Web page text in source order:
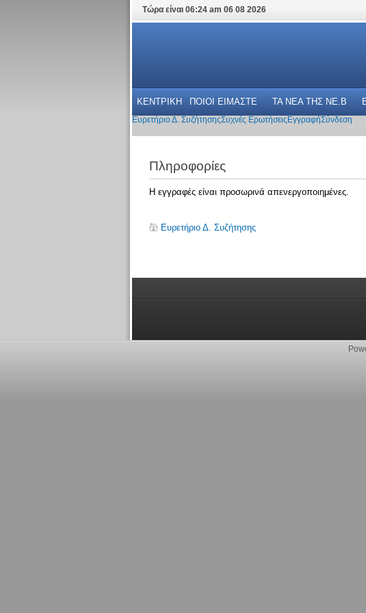
Τώρα είναι 06:24 am 06 08 2026
ΚΕΝΤΡΙΚΗ ΠΟΙΟΙ ΕΙΜΑΣΤΕ ΤΑ ΝΕΑ THΣ NE.B
Ευρετήριο Δ. ΣυζήτησηςΣυχνές Ερωτήσεις ΕγγραφήΣύνδεση
Πληροφορίες
Η εγγραφές είναι προσωρινά απενεργοποιημένες.
Ευρετήριο Δ. Συζήτησης